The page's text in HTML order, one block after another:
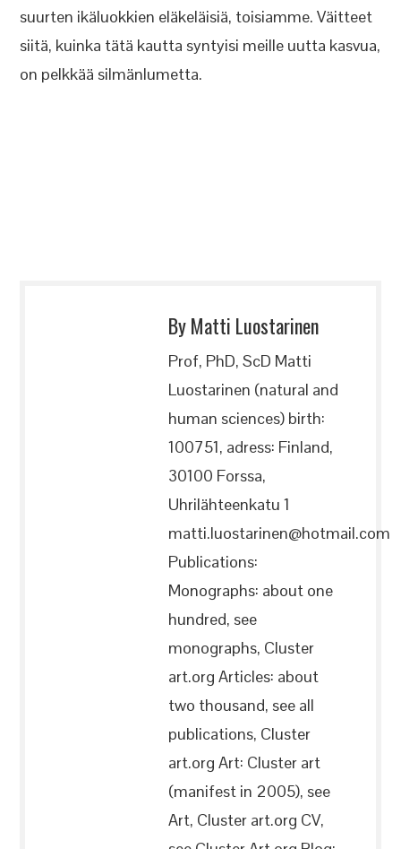
suurten ikäluokkien eläkeläisiä, toisiamme. Väitteet
siitä, kuinka tätä kautta syntyisi meille uutta kasvua,
on pelkkää silmänlumetta.
By Matti Luostarinen
Prof, PhD, ScD Matti
Luostarinen (natural and
human sciences) birth:
100751, adress: Finland,
30100 Forssa,
Uhrilähteenkatu 1
matti.luostarinen@hotmail.com
Publications:
Monographs: about one
hundred, see
monographs, Cluster
art.org Articles: about
two thousand, see all
publications, Cluster
art.org Art: Cluster art
(manifest in 2005), see
Art, Cluster art.org CV,